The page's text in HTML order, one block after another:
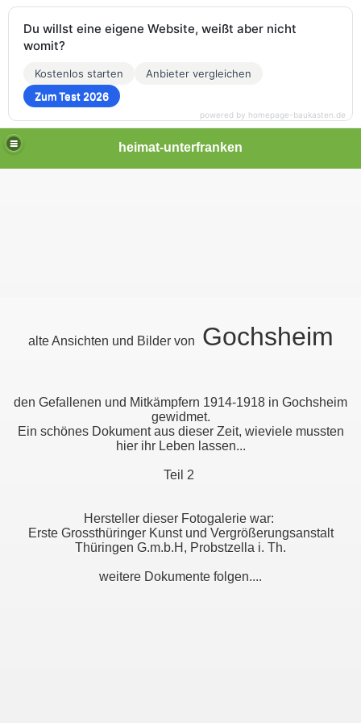
heimat-unterfranken
alte Ansichten und Bilder von Gochsheim
den Gefallenen und Mitkämpfern 1914-1918 in Gochsheim
gewidmet.
Ein schönes Dokument aus dieser Zeit, wieviele mussten
hier ihr Leben lassen...
Teil 2
Hersteller dieser Fotogalerie war:
Erste Grossthüringer Kunst und Vergrößerungsanstalt
Thüringen G.m.b.H, Probstzella i. Th.
weitere Dokumente folgen....
Du willst eine eigene Website, weißt aber nicht
womit?
Kostenlos starten
Anbieter vergleichen
Zum Test 2026
powered by homepage-baukasten.de